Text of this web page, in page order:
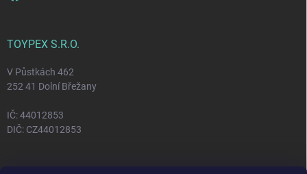
TOYPEX S.R.O.
V Půstkách 462
252 41 Dolní Břežany
IČ: 44012853
DIČ: CZ44012853